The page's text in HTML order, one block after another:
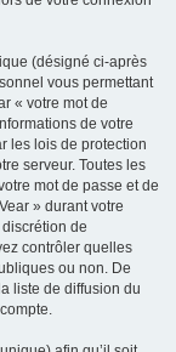
(désigné ci-après
vous permettant
« votre mot de
de votre
les lois de protection
serveur. Toutes les
mot de passe et de
» durant votre
de
contrôler quelles
ou non. De
liste de diffusion du